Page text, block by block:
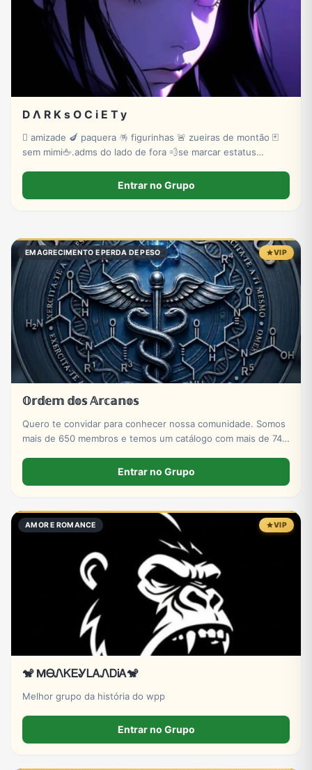
D Λ R K s O C i E T y
🫟 amizade 🍆 paquera 🪅 figurinhas 🚨 zueiras de montão 🃏
sem mimi🖕.adms do lado de fora 💨se marcar estatus
Entrar no Grupo
EMAGRECIMENTO E PERDA DE PESO VIP
𝕆𝕣𝕕𝕖𝕞 𝕕𝕠𝕤 𝔸𝕣𝕔𝕒𝕟𝕠𝕤
Quero te convidar para conhecer nossa comunidade. Somos
mais de 650 membros e temos um catálogo com mais de 740
Entrar no Grupo
AMOR E ROMANCE VIP
🐒 MᎾᏁᏦᎬᎽᏞᎪᏁᎠᎥᎪ🐒
Melhor grupo da história do wpp
Entrar no Grupo